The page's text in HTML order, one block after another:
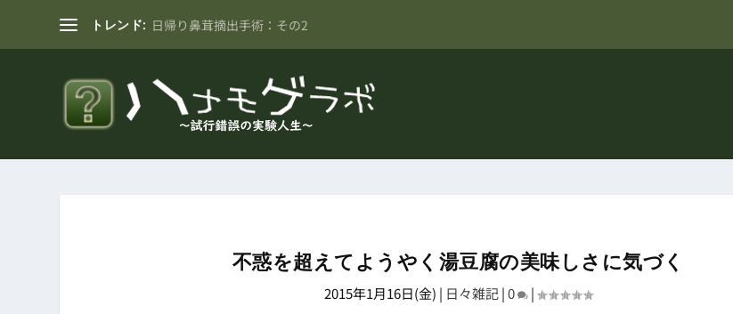
トレンド: 日帰り鼻茸摘出手術：その2
不惑を超えてようやく湯豆腐の美味しさに気づく
2015年1月16日(金) | 日々雑記|0 |